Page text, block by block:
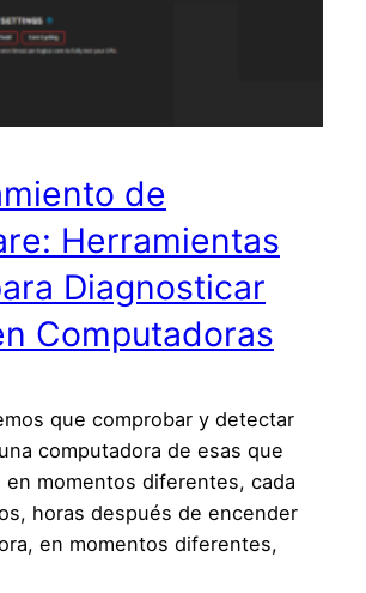
de
Herramientas
Diagnosticar
Computadoras
que comprobar y detectar
computadora de esas que
en momentos diferentes, cada
horas después de encender
en momentos diferentes,